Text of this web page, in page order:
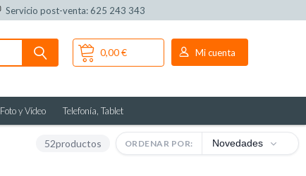
Servicio post-venta: 625 243 343
0,00 € Mi cuenta
Foto y Vídeo Telefonía, Tablet
52productos ORDENAR POR: Novedades